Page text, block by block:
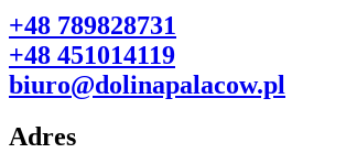
+48 789828731
+48 451014119
biuro@dolinapalacow.pl
Adres